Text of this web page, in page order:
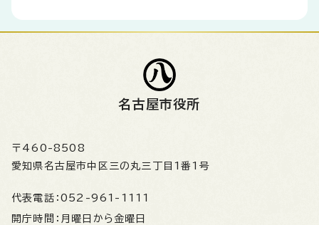
名古屋市役所
〒460-8508
愛知県名古屋市中区三の丸三丁目1番1号
代表電話： 052-961-1111
開庁時間： 月曜日から金曜日